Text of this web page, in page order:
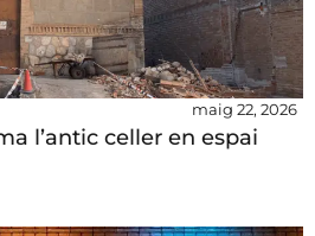
maig 22, 2026
l’antic celler en espai